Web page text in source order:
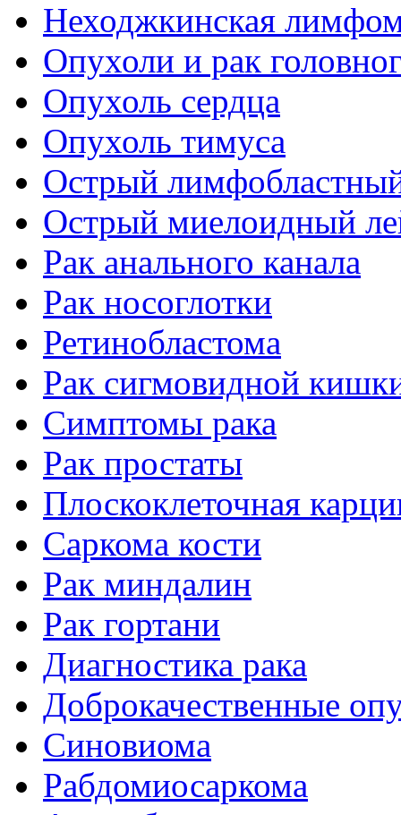
Неходжкинская
Опухоли и рак
Опухоль сердца
Опухоль тимуса
Острый
Острый миелоидный
Рак анального канала
Рак носоглотки
Ретинобластома
Рак сигмовидной
Симптомы рака
Рак простаты
Плоскоклеточная
Саркома кости
Рак миндалин
Рак гортани
Диагностика рака
Доброкачественные
Синовиома
Рабдомиосаркома